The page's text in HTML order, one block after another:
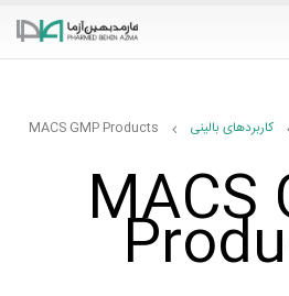
کاربردهای بالینی MACS GMP Products
MACS